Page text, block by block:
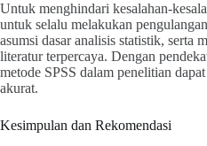
Untuk menghindari kesalahan-
untuk selalu melakukan
asumsi dasar analisis statistik, serta
literatur terpercaya. Dengan
metode SPSS dalam penelitian
akurat.
Kesimpulan dan Rekomendasi